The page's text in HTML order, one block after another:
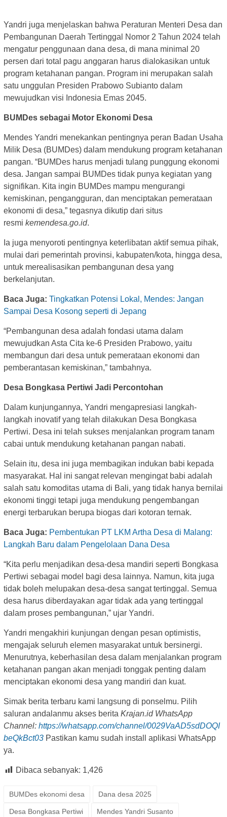
Yandri juga menjelaskan bahwa Peraturan Menteri Desa dan
Pembangunan Daerah Tertinggal Nomor 2 Tahun 2024 telah
mengatur penggunaan dana desa, di mana minimal 20
persen dari total pagu anggaran harus dialokasikan untuk
program ketahanan pangan. Program ini merupakan salah
satu unggulan Presiden Prabowo Subianto dalam
mewujudkan visi Indonesia Emas 2045.
BUMDes sebagai Motor Ekonomi Desa
Mendes Yandri menekankan pentingnya peran Badan Usaha
Milik Desa (BUMDes) dalam mendukung program ketahanan
pangan. “BUMDes harus menjadi tulang punggung ekonomi
desa. Jangan sampai BUMDes tidak punya kegiatan yang
signifikan. Kita ingin BUMDes mampu mengurangi
kemiskinan, pengangguran, dan menciptakan pemerataan
ekonomi di desa,” tegasnya dikutip dari situs
resmi kemendesa.go.id.
Ia juga menyoroti pentingnya keterlibatan aktif semua pihak,
mulai dari pemerintah provinsi, kabupaten/kota, hingga desa,
untuk merealisasikan pembangunan desa yang
berkelanjutan.
Baca Juga: Tingkatkan Potensi Lokal, Mendes: Jangan
Sampai Desa Kosong seperti di Jepang
“Pembangunan desa adalah fondasi utama dalam
mewujudkan Asta Cita ke-6 Presiden Prabowo, yaitu
membangun dari desa untuk pemerataan ekonomi dan
pemberantasan kemiskinan,” tambahnya.
Desa Bongkasa Pertiwi Jadi Percontohan
Dalam kunjungannya, Yandri mengapresiasi langkah-
langkah inovatif yang telah dilakukan Desa Bongkasa
Pertiwi. Desa ini telah sukses menjalankan program tanam
cabai untuk mendukung ketahanan pangan nabati.
Selain itu, desa ini juga membagikan indukan babi kepada
masyarakat. Hal ini sangat relevan mengingat babi adalah
salah satu komoditas utama di Bali, yang tidak hanya bernilai
ekonomi tinggi tetapi juga mendukung pengembangan
energi terbarukan berupa biogas dari kotoran ternak.
Baca Juga: Pembentukan PT LKM Artha Desa di Malang:
Langkah Baru dalam Pengelolaan Dana Desa
“Kita perlu menjadikan desa-desa mandiri seperti Bongkasa
Pertiwi sebagai model bagi desa lainnya. Namun, kita juga
tidak boleh melupakan desa-desa sangat tertinggal. Semua
desa harus diberdayakan agar tidak ada yang tertinggal
dalam proses pembangunan,” ujar Yandri.
Yandri mengakhiri kunjungan dengan pesan optimistis,
mengajak seluruh elemen masyarakat untuk bersinergi.
Menurutnya, keberhasilan desa dalam menjalankan program
ketahanan pangan akan menjadi tonggak penting dalam
menciptakan ekonomi desa yang mandiri dan kuat.
Simak berita terbaru kami langsung di ponselmu. Pilih
saluran andalanmu akses berita Krajan.id WhatsApp
Channel: https://whatsapp.com/channel/0029VaAD5sdDOQI
beQkBct03 Pastikan kamu sudah install aplikasi WhatsApp
ya.
Dibaca sebanyak: 1,426
BUMDes ekonomi desa Dana desa 2025
Desa Bongkasa Pertiwi Mendes Yandri Susanto